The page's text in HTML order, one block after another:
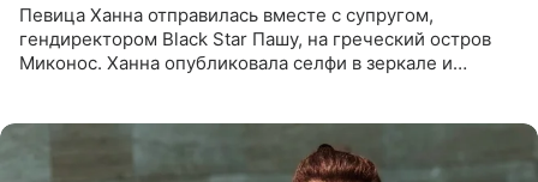
Певица Ханна отправилась вместе с супругом,
гендиректором Black Star Пашу, на греческий остров
Миконос. Ханна опубликовала селфи в зеркале и